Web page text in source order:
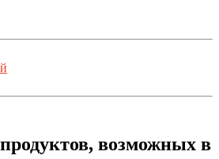
возможных в